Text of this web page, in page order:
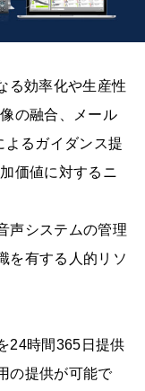
る効率化や生産性
の融合、メール
よるガイダンス提
価値に対するニ
声システムの管理
を有する人的リソ
24時間365日提供
の提供が可能で